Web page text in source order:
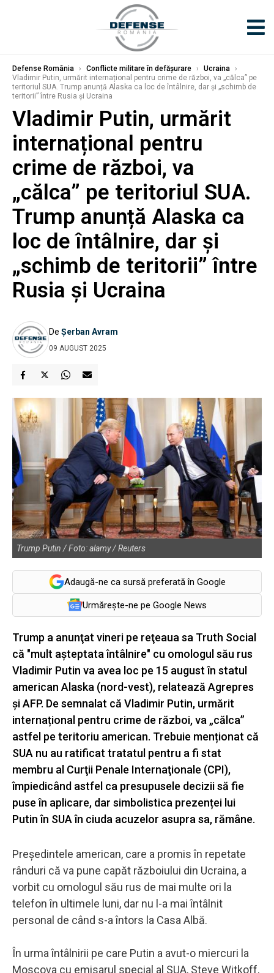
Defense România › Conflicte militare în defășurare › Ucraina ›
Vladimir Putin, urmărit internațional pentru crime de război, va „călca” pe
teritoriul SUA. Trump anunță Alaska ca loc de întâlnire, dar și „schimb de
teritorii” între Rusia și Ucraina
Vladimir Putin, urmărit
internațional pentru
crime de război, va
„călca” pe teritoriul SUA.
Trump anunță Alaska ca
loc de întâlnire, dar și
„schimb de teritorii” între
Rusia și Ucraina
De Șerban Avram
09 AUGUST 2025
Trump Putin / Foto: alamy / Reuters
Adaugă-ne ca sursă preferată în Google
Urmărește-ne pe Google News
Trump a anunţat vineri pe reţeaua sa Truth Social
că "mult aşteptata întâlnire" cu omologul său rus
Vladimir Putin va avea loc pe 15 august în statul
american Alaska (nord-vest), relatează Agrepres
și AFP. De semnalat că Vladimir Putin, urmărit
internațional pentru crime de război, va „călca”
astfel pe teritoriu american. Trebuie menționat că
SUA nu au ratificat tratatul pentru a fi stat
membru al Curţii Penale Internaţionale (CPI),
împiedicând astfel ca presupusele decizii să fie
puse în aplicare, dar simbolistica prezenței lui
Putin în SUA în ciuda acuzelor asupra sa, rămâne.
Preşedintele american, care a promis în repetate
rânduri că va pune capăt războiului din Ucraina, a
vorbit cu omologul său rus de mai multe ori la
telefon în ultimele luni, dar nu l-a mai întâlnit
personal de când s-a întors la Casa Albă.
În urma întâlnirii pe care Putin a avut-o miercuri la
Moscova cu emisarul special al SUA, Steve Witkoff,